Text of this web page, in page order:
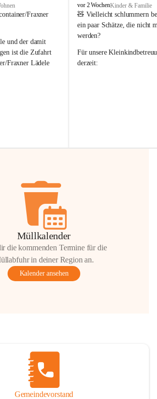
Fraxner
und der damit
ist die Zufahrt
Fraxner Lädele
F
r
a
x
r
n
vor 2 WochenKinder & Familie
🧸 Vielleicht schlummern
ein paar Schätze, die nicht
werden?
Für unsere
derzeit:
Müllkalender
die kommenden Termine für die
in deiner Region an.
Kalender ansehen
Gemeindevorstand